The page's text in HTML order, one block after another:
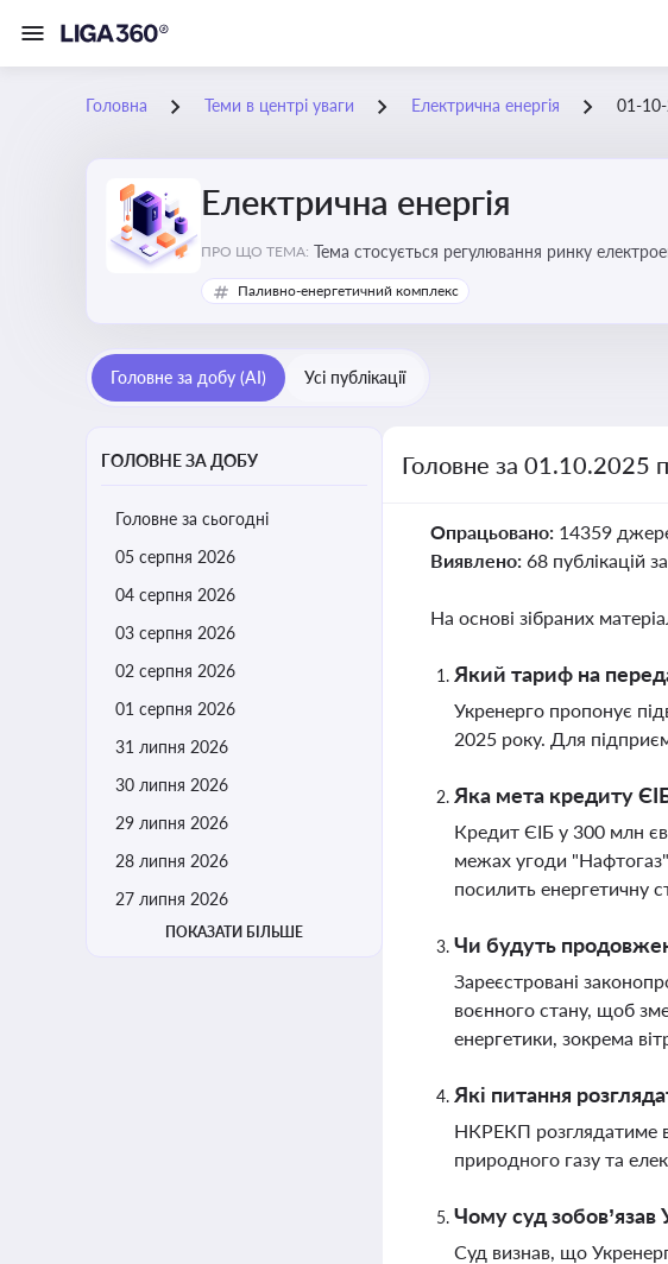
Головна Теми в центрі уваги Електрична енергія 01-
Електрична енергія
ПРО ЩО ТЕМА: Тема стосується регулювання ринку
Паливно-енергетичний комплекс
Головне за добу (AI) Усі публікації
ГОЛОВНЕ ЗА ДОБУ
Головне за сьогодні
05 серпня 2026
04 серпня 2026
03 серпня 2026
02 серпня 2026
01 серпня 2026
31 липня 2026
30 липня 2026
29 липня 2026
28 липня 2026
27 липня 2026
ПОКАЗАТИ БІЛЬШЕ
Головне за 01.10.2025
Опрацьовано: 14359
Виявлено: 68 публікацій
На основі зібраних
Який тариф на
Укренерго пропонує
2025 року. Для
Яка мета кредиту
Кредит ЄІБ у 300 млн
межах угоди "Нафтогаз"
посилить енергетичну
Чи будуть
Зареєстровані
воєнного стану, щоб
енергетики, зокрема
Які питання
НКРЕКП розглядатиме
природного газу та
Чому суд
Суд визнав, що